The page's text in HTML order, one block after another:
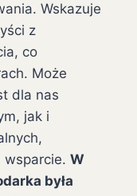
Wskazuje
z
co
Może
dla nas
jak i
wsparcie. W
była